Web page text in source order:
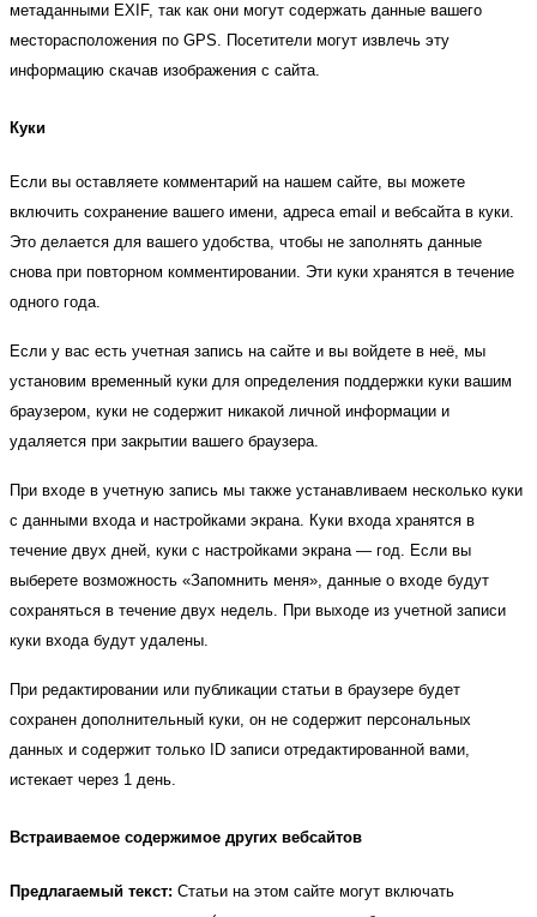
метаданными EXIF, так как они могут содержать данные вашего
месторасположения по GPS. Посетители могут извлечь эту
информацию скачав изображения с сайта.
Куки
Если вы оставляете комментарий на нашем сайте, вы можете
включить сохранение вашего имени, адреса email и вебсайта в куки.
Это делается для вашего удобства, чтобы не заполнять данные
снова при повторном комментировании. Эти куки хранятся в течение
одного года.
Если у вас есть учетная запись на сайте и вы войдете в неё, мы
установим временный куки для определения поддержки куки вашим
браузером, куки не содержит никакой личной информации и
удаляется при закрытии вашего браузера.
При входе в учетную запись мы также устанавливаем несколько куки
с данными входа и настройками экрана. Куки входа хранятся в
течение двух дней, куки с настройками экрана — год. Если вы
выберете возможность «Запомнить меня», данные о входе будут
сохраняться в течение двух недель. При выходе из учетной записи
куки входа будут удалены.
При редактировании или публикации статьи в браузере будет
сохранен дополнительный куки, он не содержит персональных
данных и содержит только ID записи отредактированной вами,
истекает через 1 день.
Встраиваемое содержимое других вебсайтов
Предлагаемый текст: Статьи на этом сайте могут включать